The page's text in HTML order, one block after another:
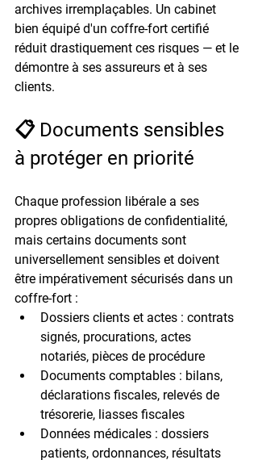
archives irremplaçables. Un cabinet
bien équipé d'un coffre-fort certifié
réduit drastiquement ces risques — et le
démontre à ses assureurs et à ses
clients.
📋 Documents sensibles
à protéger en priorité
Chaque profession libérale a ses
propres obligations de confidentialité,
mais certains documents sont
universellement sensibles et doivent
être impérativement sécurisés dans un
coffre-fort :
Dossiers clients et actes : contrats
signés, procurations, actes
notariés, pièces de procédure
Documents comptables : bilans,
déclarations fiscales, relevés de
trésorerie, liasses fiscales
Données médicales : dossiers
patients, ordonnances, résultats